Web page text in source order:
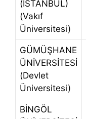
(İSTANBUL)
(Vakıf
Üniversitesi)
GÜMÜŞHANE
ÜNİVERSİTESİ
(Devlet
Üniversitesi)
BİNGÖL